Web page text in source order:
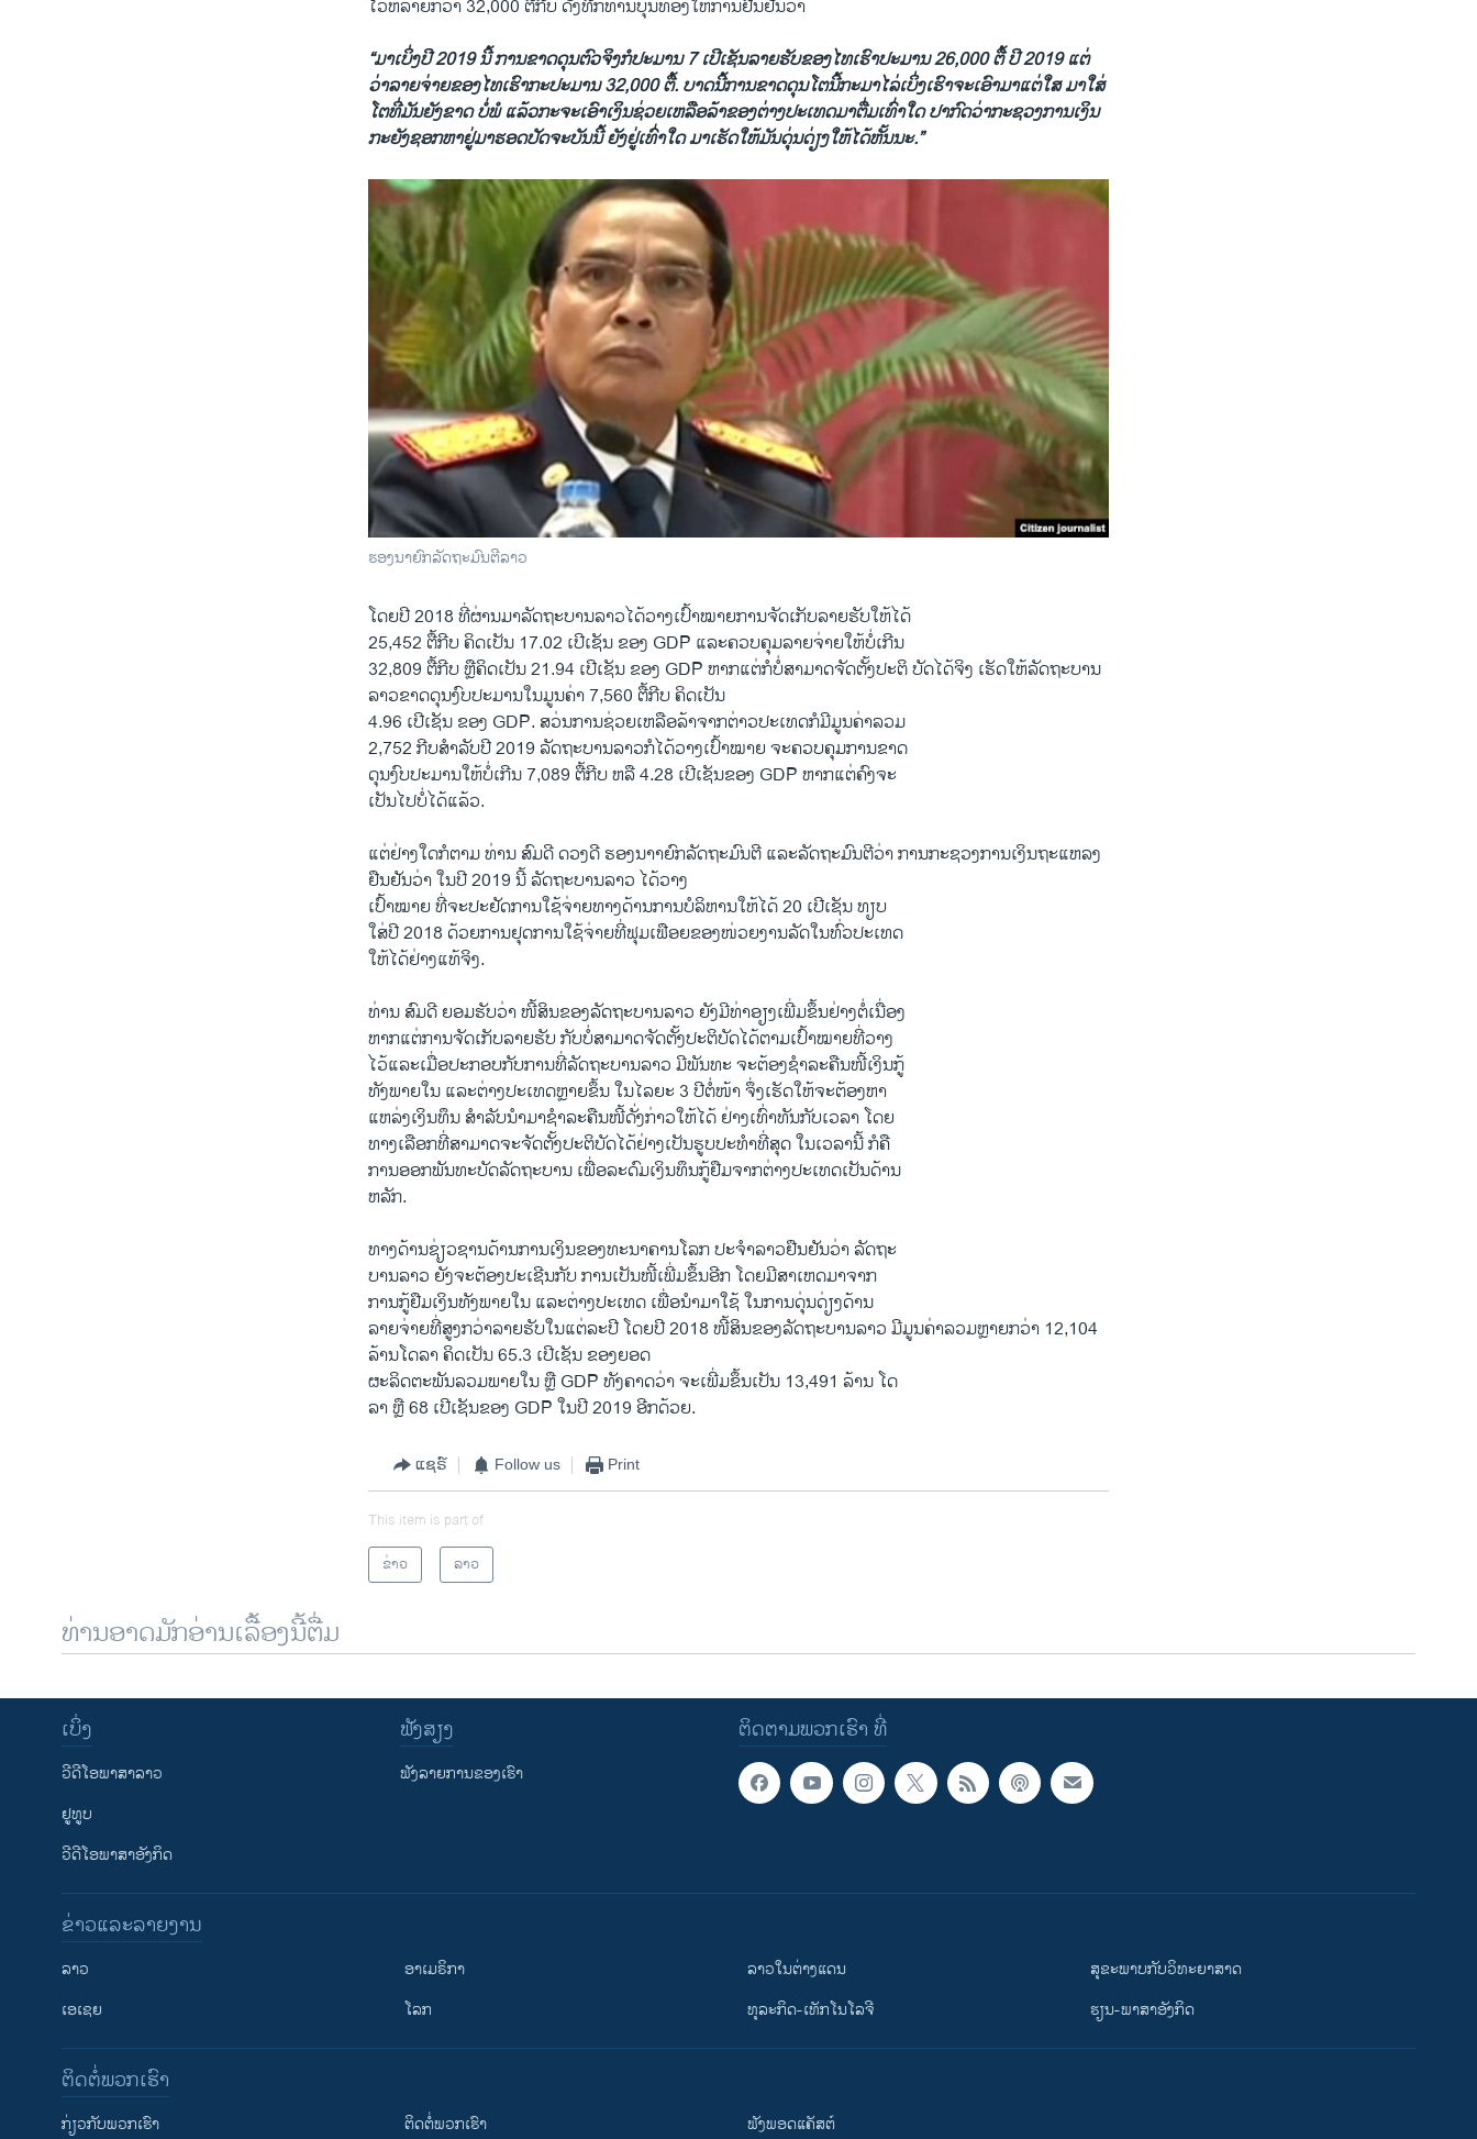
ໄວ້​ຫລາຍກວ່າ 32,000 ຕື້​ກີບ ດັ່ງ​ທີ່ກ​ທ່ານ​ບຸນ​ທອງ​ໃຫ້​ການ​ຢື​ນ​ຢັນ​ວ່າ
“ມາ​ເບິ່ງປີ 2019 ນີ້ ການ​ຂາດ​ດຸນ​ຕົວ​ຈິງ​ກໍ​ປະ​ມານ 7 ເປີ​ເຊັນ​ລາຍ​ຮັບ​ຂອງ​ໄທ​ເຮົາ​ປະ​ມານ 26,000 ຕື້​ ປີ 2019 ແຕ່​
ວ່າ​ລາຍ​ຈ່າຍ​ຂອງ​ໄທ​ເຮົາ​ກະ​ປະ​ມານ 32,000 ຕື້​. ບາດນີ້​ການ​ຂາດ​ດຸນ​ໂຕນີ້​ກະ​ມາ​ໄລ່​ເບິ່​ງ​ເຮົາ​ຈະ​ເອົາ​ມາ​ແຕ່​ໃສ ມາ​ໃສ່
ໂຕ​ທີ່​ມັນ​ຍັງ​ຂາດ ບໍ່​ພໍ ​ແລ້ວ​ກະ​ຈະ​ເອົາ​ເງິນ​ຊ່ວຍ​ເຫລືອ​ລ້າ​ຂອງ​ຕ່າງ​ປະ​ເທດ​ມາ​ຕື່ມ​ເທົ່າ​ໃດ ປາ​ກົດ​ວ່າ​ກະ​ຊວງ​ການ​ເງິນ​
ກະ​ຍັງ​ຊອກ​ຫາ​ຢູ່​ມາ​ຮອດ​ປັດ​ຈະ​ບັນ​ນີ້ ຍັງ​ຢູ່​ເທົ່າ​ໃດ ມາ​ເຮັດ​ໃຫ້​ມັນ​ດຸ່ນ​ດ່ຽງ​ໃຫ້​ໄດ້​ຫັ້ນ​ນະ.”
ຮອງ​ນາ​ຍົກ​ລັດ​ຖະ​ມົນ​ຕີລາວ
ໂດຍປີ 2018 ທີ່ຜ່ານມາລັດຖະບານລາວໄດ້​ວາງ​ເປົ້າ​ໝາຍການຈັດເກັບລາຍຮັບໃຫ້ໄດ້
25,452 ຕື້ກີບ ຄິດເປັນ 17.02 ເປີເຊັນ ຂອງ GDP ແລະຄວບຄຸມລາຍຈ່າຍໃຫ້ບໍ່ເກີນ
32,809 ຕື້ກີບ ຫຼືຄິດເປັນ 21.94 ເປີເຊັນ ຂອງ GDP ຫາກແຕ່ກໍບໍ່ສາມາດຈັດຕັ້ງປະຕິ ບັດໄດ້ຈິງ ເຮັດ​ໃຫ້ລັດຖະບານ
ລາວຂາດດຸນງົບປະມານໃນມູນຄ່າ 7,560 ຕື້ກີບ ຄິດເປັນ
4.96 ເປີເຊັນ ຂອງ GDP. ສວ່ນ​ການ​ຊ່ວຍ​ເຫລືອ​ລ້າ​ຈາກ​ຕ່າວ​ປະ​ເທດ​ກໍ​ມີ​ມູນ​ຄ່າລວມ
2,752 ກີບສຳ​ລັບ​ປີ 2019 ລັດ​ຖະ​ບານ​ລາວ​ກໍ​ໄດ້​ວາງ​ເປົ້າ​ໝາຍ ຈະ​ຄວບ​ຄຸມ​ການ​ຂາດ​
ດຸນ​ງົບ​ປະ​ມານໃຫ້​ບໍ່​ເກີນ 7,089 ຕື້​ກີບ ຫລື 4.28 ເປີ​ເຊັນຂອງ GDP ຫາກ​ແຕ່​ຄົງ​ຈະ
​ເປັນໄປ​ບໍ່​ໄດ້​ແລ້ວ.
ແຕ່​ຢ່າງ​ໃດ​ກໍ​ຕາມ ທ່ານ ສົມດີ ດວງດີ ຮອງນາາຍົກລັດຖະມົນຕີ ແລະລັດຖະມົນຕີວ່າ ການກະຊວງການເງິນຖະແຫລງ
ຢືນຢັນວ່າ ໃນປີ 2019 ນີ້ ລັດຖະບານລາວ ໄດ້ວາງ
ເປົ້າໝາຍ ທີ່ຈະປະຢັດການໃຊ້ຈ່າຍທາງດ້ານການບໍລິຫານໃຫ້ໄດ້ 20 ເປີເຊັນ ທຽບ
ໃສ່ປີ 2018 ດ້ວຍການຢຸດການໃຊ້ຈ່າຍທີ່ຟຸມເຟືອຍຂອງໜ່ວຍງານລັດໃນທົ່ວປະເທດ
ໃຫ້ໄດ້ຢ່າງແທ້ຈິງ.
ທ່ານ ສົມດີ ຍອມຮັບວ່າ ໜີ້ສິນຂອງລັດຖະບານລາວ ຍັງມີທ່າອຽງເພີ່ມຂຶ້ນຢ່າງຕໍ່ເນື່ອງ
ຫາກແຕ່ການຈັດເກັບລາຍຮັບ ກັບບໍ່ສາມາດຈັດຕັ້ງປະຕິບັດໄດ້ຕາມເປົ້າໝາຍທີ່ວາງ
ໄວ້ແລະເມື່ອປະກອບກັບການທີ່ລັດຖະບານລາວ ມີພັນທະ ຈະຕ້ອງຊຳລະຄືນໜີ້ເງິນກູ້
ທັງພາຍໃນ ແລະຕ່າງປະເທດຫຼາຍຂຶ້ນ ໃນໄລຍະ 3 ປີຕໍ່ໜ້າ ຈຶ່ງເຮັດໃຫ້ຈະຕ້ອງຫາ
ແຫລ່ງເງິນທຶນ ສຳລັບນຳມາຊຳລະຄືນໜີ້ດັ່ງກ່າວໃຫ້ໄດ້ ຢ່າງເທົ່າທັນກັບເວລາ ໂດຍ
ທາງເລືອກທີ່ສາມາດຈະຈັດຕັ້ງປະຕິບັດໄດ້ຢ່າງເປັນຮູບປະທຳທີ່ສຸດ ໃນເວລານີ້ ກໍຄື
ການອອກພັນທະບັດລັດຖະບານ ເພື່ອລະດົມເງິນທຶນກູ້ຢືມຈາກຕ່າງປະເທດເປັນດ້ານ
ຫລັກ.
ທາງດ້ານຊ່ຽວຊານດ້ານການເງິນຂອງທະນາຄານໂລກ ປະຈຳລາວຢືນ​ຢັນວ່າ ລັດຖະ
ບານລາວ ຍັງຈະຕ້ອງປະເຊີນກັບ ການເປັນໜີ້ເພີ່ມຂຶ້ນອີກ ໂດຍມີສາເຫດມາຈາກ
ການກູ້ຢືມເງິນທັງພາຍໃນ ແລະຕ່າງປະເທດ ເພື່ອນຳມາໃຊ້ ໃນການດຸ່ນດ່ຽງດ້ານ
ລາຍຈ່າຍທີ່ສູງກວ່າລາຍຮັບໃນແຕ່ລະປີ ໂດຍປີ 2018 ໜີ້ສິນຂອງລັດຖະບານລາວ ມີມູນຄ່າລວມຫຼາຍກວ່າ 12,104
ລ້ານໂດລາ ຄິດເປັນ 65.3 ເປີເຊັນ ຂອງຍອດ
ຜະລິດຕະພັນລວມພາຍໃນ ຫຼື GDP ທັງຄາດວ່າ ຈະເພີ່ມຂຶ້ນເປັນ 13,491 ລ້ານ ໂດ
ລາ ຫຼື 68 ເປີເຊັນຂອງ GDP ໃນປີ 2019 ອີກດ້ວຍ.
ແຊຣ໌ Follow us Print
This item is part of
ຂ່າວ
ລາວ
ທ່ານອາດມັກອ່ານເລື້ອງນີ້ຕື່ມ
ຕິດຕາມພວກເຮົາ ທີ່
ເບິ່ງ
ວີດີໂອພາສາລາວ
ຢູທູບ
ວີດີໂອພາສາອັງກິດ
ຟັງສຽງ
ຟັງລາຍການຂອງເຮົາ
ຂ່າວແລະລາຍງານ
ລາວ
ເອເຊຍ
ອາເມຣິກາ
ໂລກ
ລາວໃນຕ່າງແດນ
ທຸລະກິດ-ເທັກໂນໂລຈີ
ສຸຂະພາບກັບວິທະຍາສາດ
ຮຽນ-ພາສາອັງກິດ
ຕິດຕໍ່ພວກເຮົາ
ກ່ຽວກັບພວກເຮົາ ຕິດຕໍ່ພວກເຮົາ ຟັງພອດແຄັສຕ໌